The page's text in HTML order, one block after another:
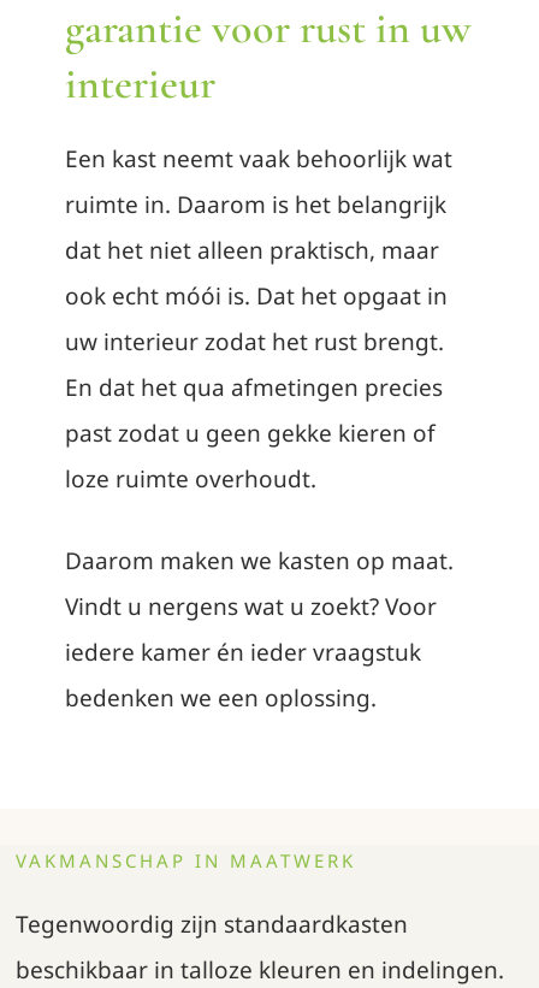
garantie voor rust in uw
interieur
Een kast neemt vaak behoorlijk wat
ruimte in. Daarom is het belangrijk
dat het niet alleen praktisch, maar
ook echt móói is. Dat het opgaat in
uw interieur zodat het rust brengt.
En dat het qua afmetingen precies
past zodat u geen gekke kieren of
loze ruimte overhoudt.
Daarom maken we kasten op maat.
Vindt u nergens wat u zoekt? Voor
iedere kamer én ieder vraagstuk
bedenken we een oplossing.
VAKMANSCHAP IN MAATWERK
Tegenwoordig zijn standaardkasten
beschikbaar in talloze kleuren en indelingen.